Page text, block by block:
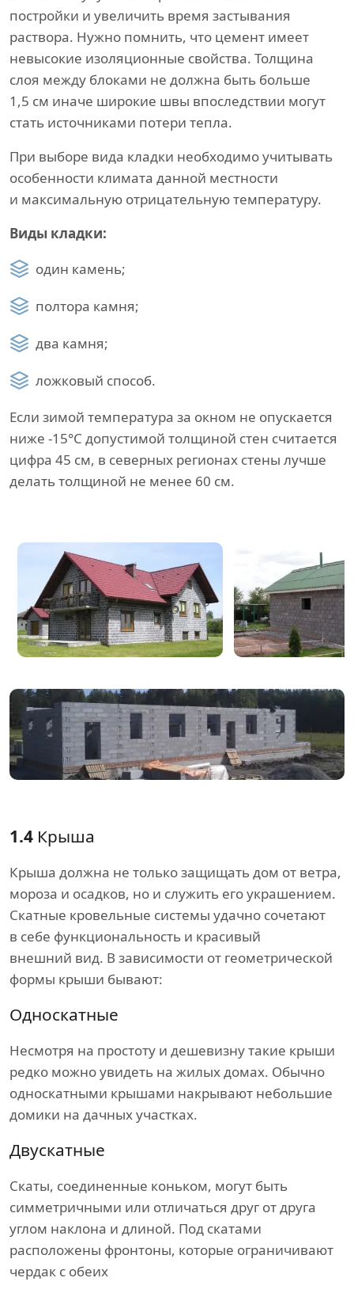
постройки и увеличить время застывания
раствора. Нужно помнить, что цемент имеет
невысокие изоляционные свойства. Толщина
слоя между блоками не должна быть больше
1,5 см иначе широкие швы впоследствии могут
стать источниками потери тепла.
При выборе вида кладки необходимо учитывать
особенности климата данной местности
и максимальную отрицательную температуру.
Виды кладки:
один камень;
полтора камня;
два камня;
ложковый способ.
Если зимой температура за окном не опускается
ниже -15°C допустимой толщиной стен считается
цифра 45 см, в северных регионах стены лучше
делать толщиной не менее 60 см.
1.4 Крыша
Крыша должна не только защищать дом от ветра,
мороза и осадков, но и служить его украшением.
Скатные кровельные системы удачно сочетают
в себе функциональность и красивый
внешний вид. В зависимости от геометрической
формы крыши бывают:
Односкатные
Несмотря на простоту и дешевизну такие крыши
редко можно увидеть на жилых домах. Обычно
односкатными крышами накрывают небольшие
домики на дачных участках.
Двускатные
Скаты, соединенные коньком, могут быть
симметричными или отличаться друг от друга
углом наклона и длиной. Под скатами
расположены фронтоны, которые ограничивают
чердак с обеих